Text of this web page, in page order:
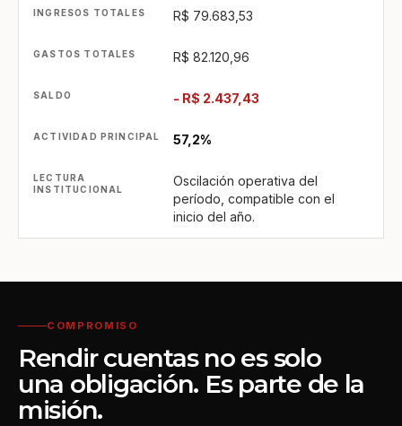
R$ 79.683,53
R$ 82.120,96
- R$ 2.437,43
57,2%
Oscilación operativa del
período, compatible con el
inicio del año.
COMPROMISO
Rendir cuentas no es solo
una obligación. Es parte de la
misión.